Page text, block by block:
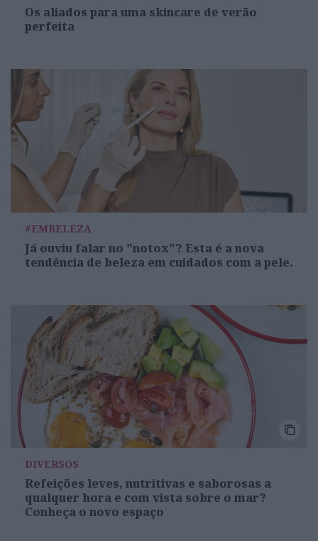
Os aliados para uma skincare de verão
perfeita
#EMBELEZA
Já ouviu falar no "notox"? Esta é a nova
tendência de beleza em cuidados com a pele.
DIVERSOS
Refeições leves, nutritivas e saborosas a
qualquer hora e com vista sobre o mar?
Conheça o novo espaço